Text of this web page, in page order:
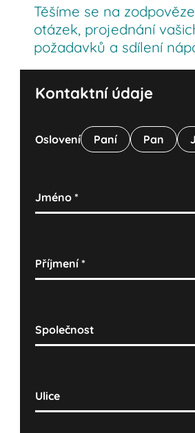
Těšíme se na
otázek, projednání
požadavků a sdílení
Kontaktní údaje
Oslovení Paní Pan
Jméno*
Příjmení*
Společnost
Ulice